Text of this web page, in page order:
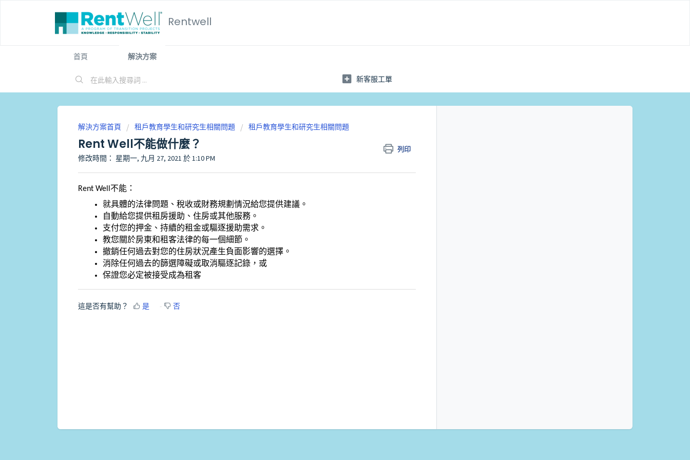
Rentwell
首頁 解決方案
新客服工單
解決方案首頁 租戶教育學生和研究生相關問題 租戶教育學生和研究生相關問題
Rent Well不能做什麼？ 列印
修改時間： 星期一, 九月 27, 2021 於 1:10 PM
Rent Well不能：
就具體的法律問題、稅收或財務規劃情況給您提供建議。
自動給您提供租房援助、住房或其他服務。
支付您的押金、持續的租金或驅逐援助需求。
教您關於房東和租客法律的每一個細節。
撤銷任何過去對您的住房狀況產生負面影響的選擇。
消除任何過去的篩選障礙或取消驅逐記錄，或
保證您必定被接受成為租客
這是否有幫助？ 是 否